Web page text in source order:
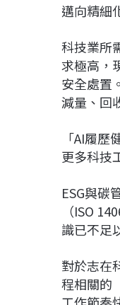
邁向精細
科技業所
求極高，
安全處置
減量、回
「AI履歷
更多科技
ESG與碳
（ISO
識已不足
對於志在
程相關的